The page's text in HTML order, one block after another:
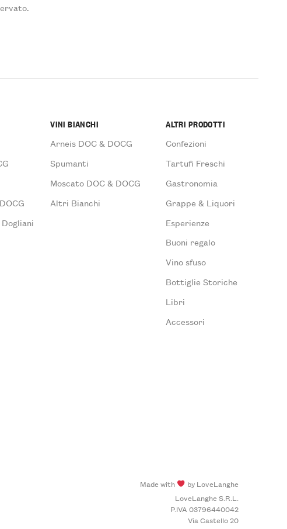
VINI BIANCHI
Arneis DOC & DOCG
Spumanti
Moscato DOC & DOCG
Altri Bianchi
ALTRI PRODOTTI
Confezioni
Tartufi Freschi
Gastronomia
Grappe & Liquori
Esperienze
Buoni regalo
Vino sfuso
Bottiglie Storiche
Libri
Accessori
Made with
by LoveLanghe
LoveLanghe S.R.L.
P.IVA 03796440042
Via Castello 20